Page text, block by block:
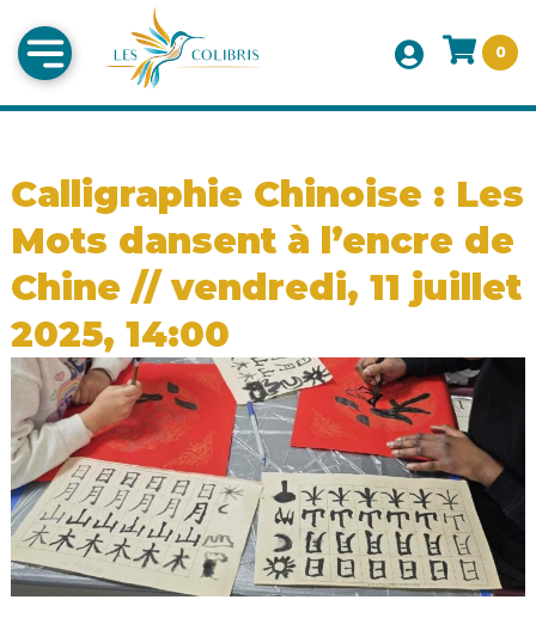
0
Calligraphie Chinoise : Les
Mots dansent à l’encre de
Chine // vendredi, 11 juillet
2025, 14:00